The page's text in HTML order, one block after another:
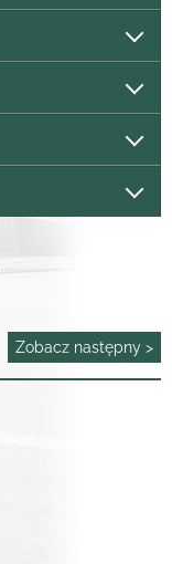
Zobacz następny >